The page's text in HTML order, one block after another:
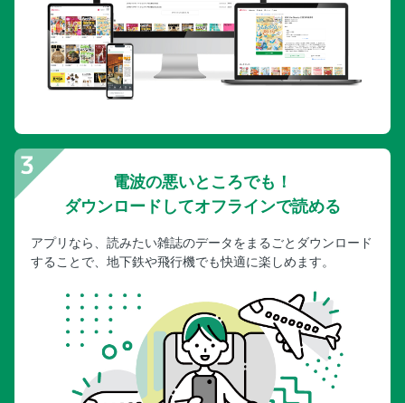
電波の悪いところでも！
ダウンロードしてオフラインで読める
アプリなら、読みたい雑誌のデータをまるごとダウンロード
することで、地下鉄や飛行機でも快適に楽しめます。